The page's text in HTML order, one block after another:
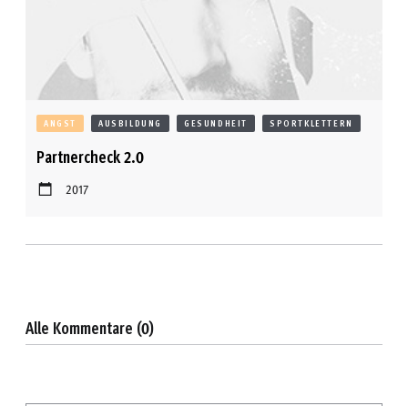
ANGST AUSBILDUNG GESUNDHEIT SPORTKLETTERN
Partnercheck 2.0
2017
Alle Kommentare (0)